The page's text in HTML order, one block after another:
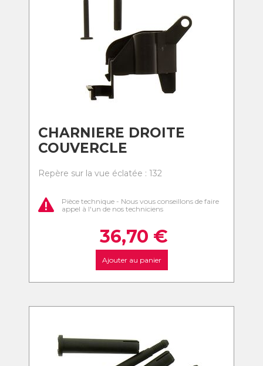
CHARNIERE DROITE
COUVERCLE
Repère sur la vue éclatée : 132
Pièce technique - Nous vous conseillons de faire
appel à l'un de nos techniciens
36,70 €
Ajouter au panier